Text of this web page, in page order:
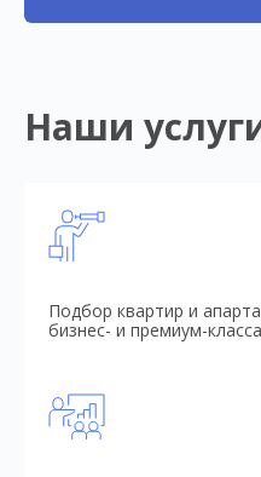
Наши
Подбор квартир и
бизнес- и премиум-класса